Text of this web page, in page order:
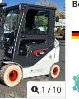
Baterija volt: 24V
80 - 100% CE
1 / 10